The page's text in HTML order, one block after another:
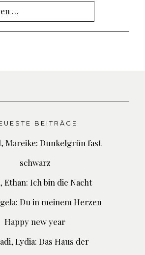
BEITRÄGE
Mareike: Dunkelgrün fast
schwarz
Ethan: Ich bin die Nacht
Du in meinem Herzen
Happy new year
Lydia: Das Haus der